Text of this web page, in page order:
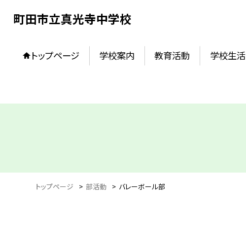
町田市立真光寺中学校
トップページ 学校案内 教育活動 学校生活
トップページ > 部活動 > バレーボール部